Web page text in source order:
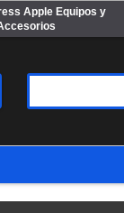
Apple Equipos y